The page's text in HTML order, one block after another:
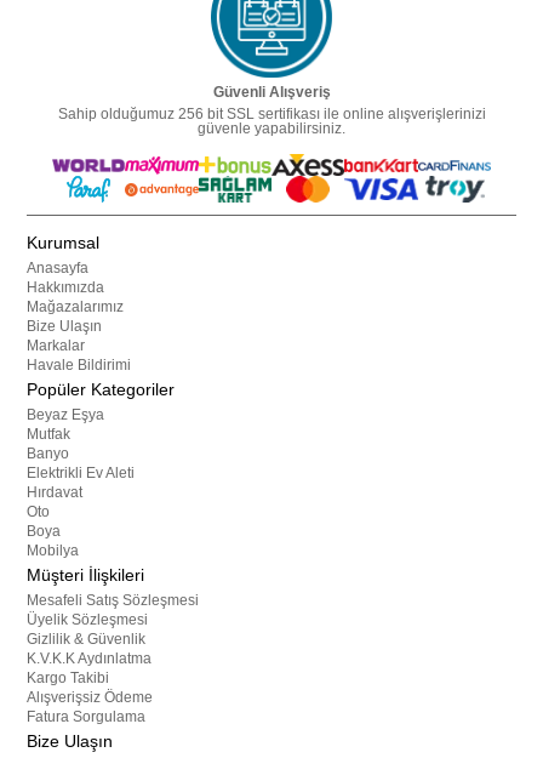
Güvenli Alışveriş
Sahip olduğumuz 256 bit SSL sertifikası ile online alışverişlerinizi
güvenle yapabilirsiniz.
Kurumsal
Anasayfa
Hakkımızda
Mağazalarımız
Bize Ulaşın
Markalar
Havale Bildirimi
Popüler Kategoriler
Beyaz Eşya
Mutfak
Banyo
Elektrikli Ev Aleti
Hırdavat
Oto
Boya
Mobilya
Müşteri İlişkileri
Mesafeli Satış Sözleşmesi
Üyelik Sözleşmesi
Gizlilik & Güvenlik
K.V.K.K Aydınlatma
Kargo Takibi
Alışverişsiz Ödeme
Fatura Sorgulama
Bize Ulaşın